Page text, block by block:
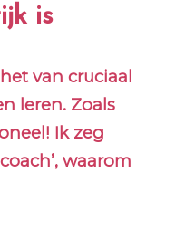
is
van cruciaal
leren. Zoals
Ik zeg
waarom